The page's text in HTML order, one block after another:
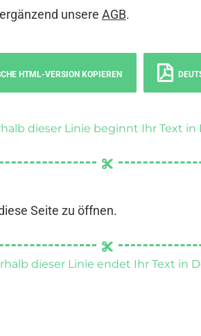
unsere AGB.
HTML-VERSION KOPIEREN
dieser Linie beginnt Ihr Text in
Seite zu öffnen.
dieser Linie endet Ihr Text in